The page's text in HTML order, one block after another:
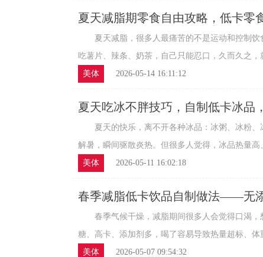
夏天减脂期零食自由攻略，低卡零
夏天减脂，很多人最痛苦的不是运动和控制饮
吃薯片、辣条、奶茶，自己只能忍口，久而久之，
美体
2026-05-14 16:11:12
夏天吃冰不胖技巧，自制低卡冰品
夏天的快乐，离不开各种冰品：冰粥、冰粉、
解暑，瞬间驱散炎热。但很多人觉得，冰品热量高
美体
2026-05-11 16:02:18
春季减脂低卡饮品自制做法——无
春季气候干燥，减脂期间很多人会觉得口渴，
糖、高卡、添加剂多，喝了容易导致热量超标、体
美体
2026-05-07 09:54:32